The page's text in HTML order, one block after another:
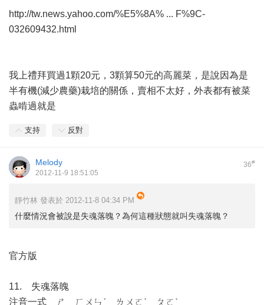
http://tw.news.yahoo.com/%E5%8A% ... F%9C-
032609432.html
我上禮拜買過1顆20元，3顆算50元的高麗菜，是說因為是
半有機(減少農藥)栽培的關係，賣相不太好，外表都有被菜
蟲啃過就是
支持 反對
36#
Melody
2012-11-9 18:51:05
靜竹林 發表於 2012-11-8 04:34 PM
什麼情況會被說是失魂落魄？為何這種狀態就叫失魂落魄？
官方版
11. 失魂落魄
注音一式 ㄕ ㄏㄨㄣˊ ㄌㄨㄛˋ ㄆㄛˋ